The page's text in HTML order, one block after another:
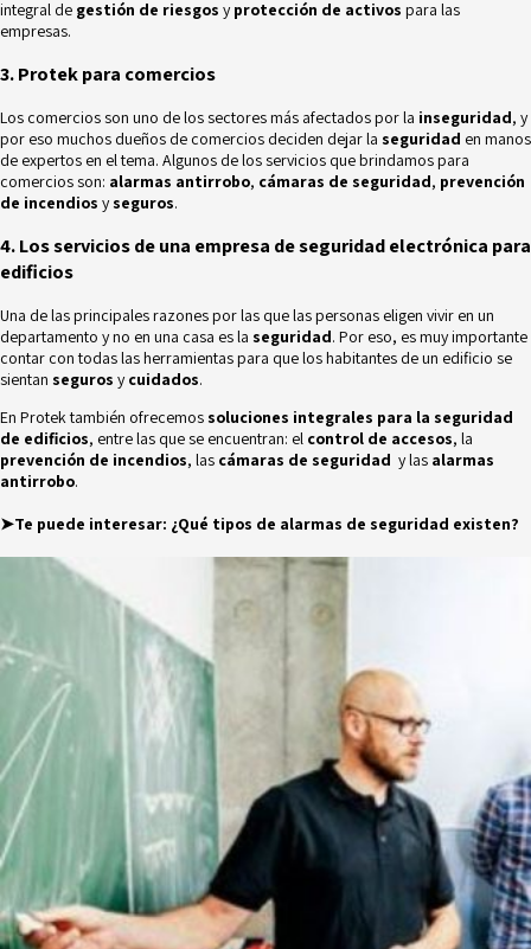
integral de gestión de riesgos yprotección de activos para las
empresas.
3. Protek para comercios
Los comercios son uno de los sectores más afectados por la inseguridad, y
por eso muchos dueños de comercios deciden dejar la seguridad en manos
de expertos en el tema. Algunos de los servicios que brindamospara
comercios son: alarmas antirrobo, cámaras de seguridad, prevención
de incendios yseguros.
4. Los servicios de una empresa de seguridad electrónica para
edificios
Una de las principales razones por las que las personas eligen vivir en un
departamento y no en una casa es la seguridad. Por eso, es muy importante
contar con todas las herramientas para que los habitantes de un edificio se
sientan seguros ycuidados.
En Protek también ofrecemos soluciones integrales para la seguridad
de edificios, entre las que se encuentran: el control de accesos, la
prevención de incendios, las cámaras de seguridad y las alarmas
antirrobo.
➤Te puede interesar: ¿Qué tipos de alarmas de seguridad existen?